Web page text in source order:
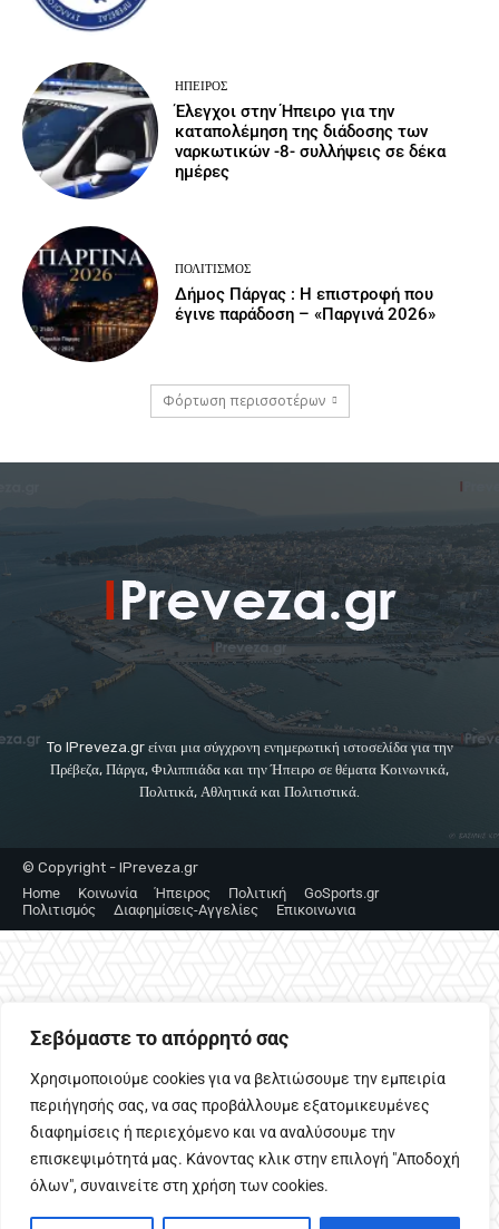
Σεβόμαστε το απόρρητό σας
Χρησιμοποιούμε cookies για να βελτιώσουμε την εμπειρία
περιήγησής σας, να σας προβάλλουμε εξατομικευμένες
διαφημίσεις ή περιεχόμενο και να αναλύσουμε την
επισκεψιμότητά μας. Κάνοντας κλικ στην επιλογή "Αποδοχή
όλων", συναινείτε στη χρήση των cookies.
ΉΠΕΙΡΟΣ
Έλεγχοι στην Ήπειρο για την
καταπολέμηση της διάδοσης των
ναρκωτικών -8- συλλήψεις σε δέκα
ημέρες
ΠΟΛΙΤΙΣΜΌΣ
Δήμος Πάργας : Η επιστροφή που
έγινε παράδοση – «Παργινά 2026»
Φόρτωση περισσοτέρων
To IPreveza.gr είναι μια σύγχρονη ενημερωτική ιστοσελίδα για την
Πρέβεζα, Πάργα, Φιλιππιάδα και την Ήπειρο σε θέματα Κοινωνικά,
Πολιτικά, Αθλητικά και Πολιτιστικά.
© Copyright - IPreveza.gr
Home
Κοινωνία Ήπειρος Πολιτική
GoSports.gr
Πολιτισμός
Διαφημίσεις-Αγγελίες Επικοινωνια